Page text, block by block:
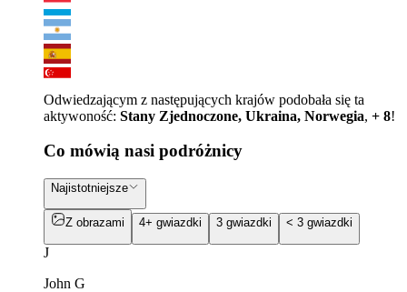
Odwiedzającym z następujących krajów podobała się ta
aktywoność: Stany Zjednoczone, Ukraina, Norwegia, + 8!
Co mówią nasi podróżnicy
Najistotniejsze
Z obrazami 4+ gwiazdki 3 gwiazdki < 3 gwiazdki
J
John G